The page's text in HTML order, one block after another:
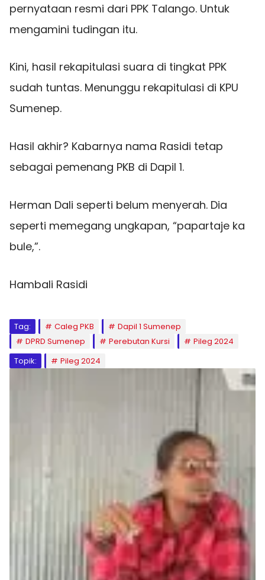
pernyataan resmi dari PPK Talango. Untuk
mengamini tudingan itu.
Kini, hasil rekapitulasi suara di tingkat PPK
sudah tuntas. Menunggu rekapitulasi di KPU
Sumenep.
Hasil akhir? Kabarnya nama Rasidi tetap
sebagai pemenang PKB di Dapil 1.
Herman Dali seperti belum menyerah. Dia
seperti memegang ungkapan, “papartaje ka
bule,”.
Hambali Rasidi
Tag: Caleg PKB
Dapil 1 Sumenep
DPRD Sumenep
Perebutan Kursi
Pileg 2024
Topik:
Pileg 2024